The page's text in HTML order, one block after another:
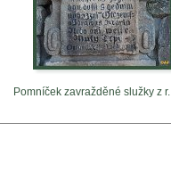
Pomníček zavražděné služky z